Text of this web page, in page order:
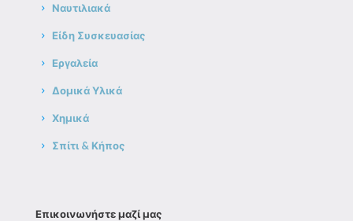
Ναυτιλιακά
Είδη Συσκευασίας
Εργαλεία
Δομικά Υλικά
Χημικά
Σπίτι & Κήπος
Επικοινωνήστε μαζί μας